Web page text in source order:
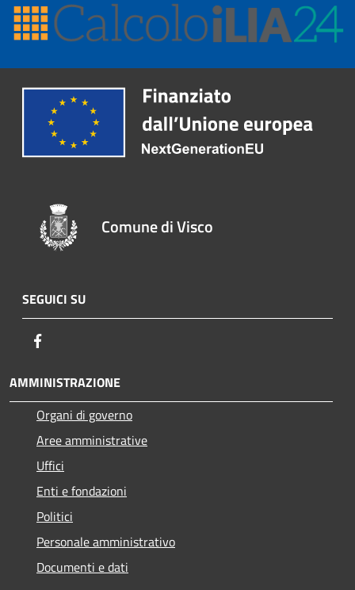
Comune di Visco
SEGUICI SU
AMMINISTRAZIONE
Organi di governo
Aree amministrative
Uffici
Enti e fondazioni
Politici
Personale amministrativo
Documenti e dati